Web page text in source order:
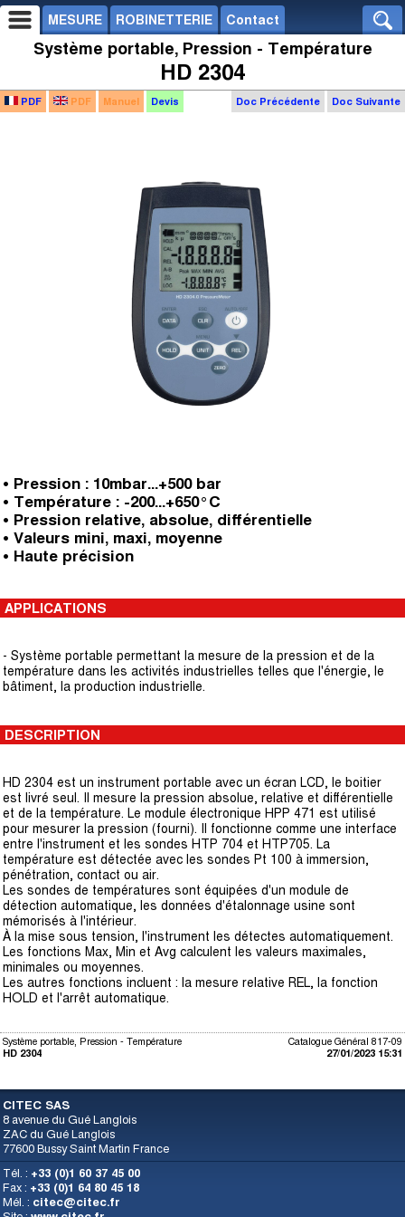
MESURE ROBINETTERIE Contact
Système portable, Pression - Température
HD 2304
Doc Précédente Doc Suivante
PDF PDF Manuel Devis
• Pression : 10mbar...+500 bar
• Température : -200...+650°C
• Pression relative, absolue, différentielle
• Valeurs mini, maxi, moyenne
• Haute précision
APPLICATIONS
- Système portable permettant la mesure de la pression et de la
température dans les activités industrielles telles que l'énergie, le
bâtiment, la production industrielle.
DESCRIPTION
HD 2304 est un instrument portable avec un écran LCD, le boitier
est livré seul. Il mesure la pression absolue, relative et différentielle
et de la température. Le module électronique HPP 471 est utilisé
pour mesurer la pression (fourni). Il fonctionne comme une interface
entre l'instrument et les sondes HTP 704 et HTP705. La
température est détectée avec les sondes Pt 100 à immersion,
pénétration, contact ou air.
Les sondes de températures sont équipées d'un module de
détection automatique, les données d'étalonnage usine sont
mémorisés à l'intérieur.
À la mise sous tension, l'instrument les détectes automatiquement.
Les fonctions Max, Min et Avg calculent les valeurs maximales,
minimales ou moyennes.
Les autres fonctions incluent : la mesure relative REL, la fonction
HOLD et l'arrêt automatique.
Catalogue Général 817-09
27/01/2023 15:31
Système portable, Pression - Température
HD 2304
CITEC SAS
8 avenue du Gué Langlois
ZAC du Gué Langlois
77600 Bussy Saint Martin France
Tél. : +33 (0)1 60 37 45 00
Fax : +33 (0)1 64 80 45 18
Mél. : citec@citec.fr